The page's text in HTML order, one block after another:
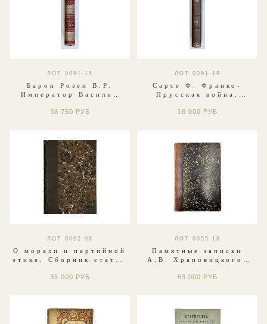
ЛОТ 0091-15
Барон Розен В.Р.
Император Василий
из летописи Яхъи
36 750 РУБ
ЛОТ 0091-19
Сарсе Ф. Франко-
Прусская война.
Ярославль, Тип. К. Ф.
16 000 РУБ
ЛОТ 0092-06
О морали и партийной
этике. Сборник статей
Тип. изд. "Червоний
35 000 РУБ
ЛОТ 0055-18
Памятные записки
А.В. Храповицкого,
императрицы
63 000 РУБ